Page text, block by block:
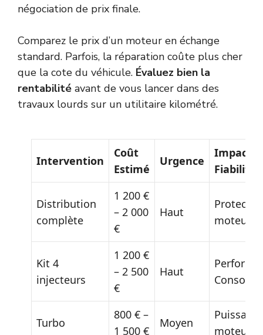
négociation de prix finale.
Comparez le prix d’un moteur en échange
standard. Parfois, la réparation coûte plus cher
que la cote du véhicule. Évaluez bien la
rentabilité avant de vous lancer dans des
travaux lourds sur un utilitaire kilométré.
Intervention
Coût
Estimé
Urgence
Impact
Fiabilité
Distribution
complète
1 200 €
– 2 000
€
Haut
moteur
Kit 4
injecteurs
1 200 €
– 2 500
€
Haut
Turbo
800 € –
1 500 €
Moyen
moteur